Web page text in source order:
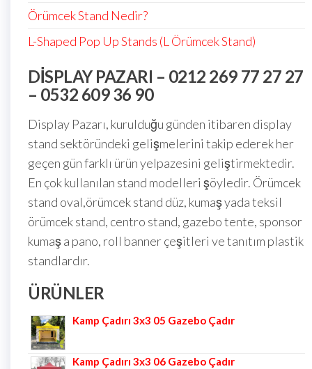
Örümcek Stand Nedir?
L-Shaped Pop Up Stands (L Örümcek Stand)
DISPLAY PAZARI – 0212 269 77 27 27
– 0532 609 36 90
Display Pazarı, kurulduğu günden itibaren display
stand sektöründeki gelişmelerini takip ederek her
geçen gün farklı ürün yelpazesini geliştirmektedir.
En çok kullanılan stand modelleri şöyledir. Örümcek
stand oval,örümcek stand düz, kumaş yada teksil
örümcek stand, centro stand, gazebo tente, sponsor
kumaş a pano, roll banner çeşitleri ve tanıtım plastik
standlardır.
ÜRÜNLER
Kamp Çadırı 3x3 05 Gazebo Çadır
Kamp Çadırı 3x3 06 Gazebo Çadır